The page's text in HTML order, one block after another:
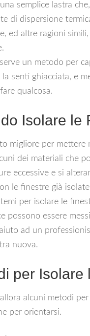
semplice lastra
di dispersione
ed altre ragioni
un metodo per
la senti ghiacciata, e
qualcosa.
Isolare le
migliore per
dei materiali che
eccessive e si
le finestre già
per isolare le
possono essere
ad un
nuova.
per Isolare
alcuni metodi
per orientarsi.